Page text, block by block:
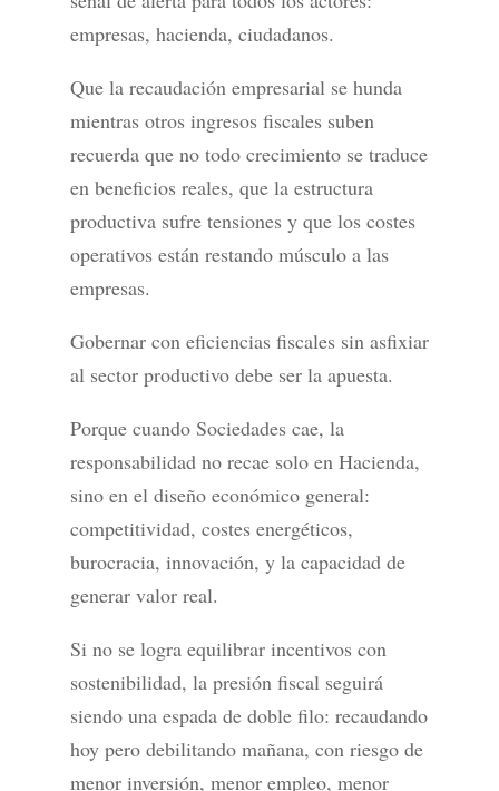
empresas, hacienda, ciudadanos.
Que la recaudación empresarial se hunda
mientras otros ingresos fiscales suben
recuerda que no todo crecimiento se traduce
en beneficios reales, que la estructura
productiva sufre tensiones y que los costes
operativos están restando músculo a las
empresas.
Gobernar con eficiencias fiscales sin asfixiar
al sector productivo debe ser la apuesta.
Porque cuando Sociedades cae, la
responsabilidad no recae solo en Hacienda,
sino en el diseño económico general:
competitividad, costes energéticos,
burocracia, innovación, y la capacidad de
generar valor real.
Si no se logra equilibrar incentivos con
sostenibilidad, la presión fiscal seguirá
siendo una espada de doble filo: recaudando
hoy pero debilitando mañana, con riesgo de
menor inversión, menor empleo, menor